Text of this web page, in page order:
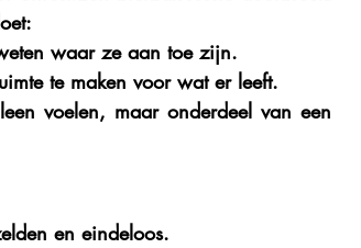
waar ze aan toe zijn.
te maken voor wat er leeft.
voelen, maar onderdeel van een
en eindeloos.